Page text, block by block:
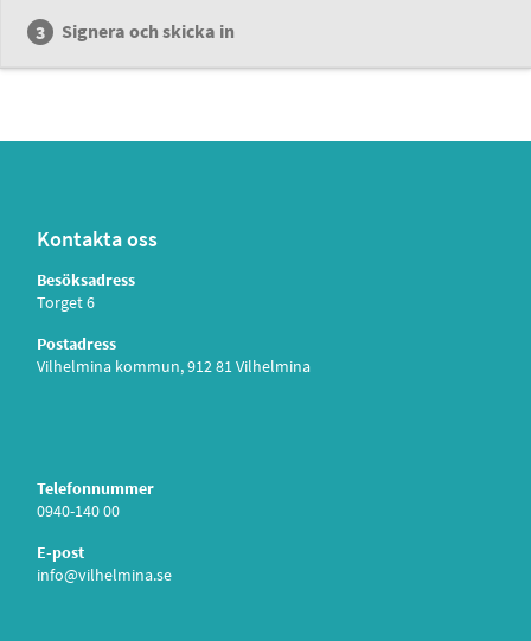
Signera och skicka in
Kontakta oss
Besöksadress
Torget 6
Postadress
Vilhelmina kommun, 912 81 Vilhelmina
Telefonnummer
0940-140 00
E-post
info@vilhelmina.se